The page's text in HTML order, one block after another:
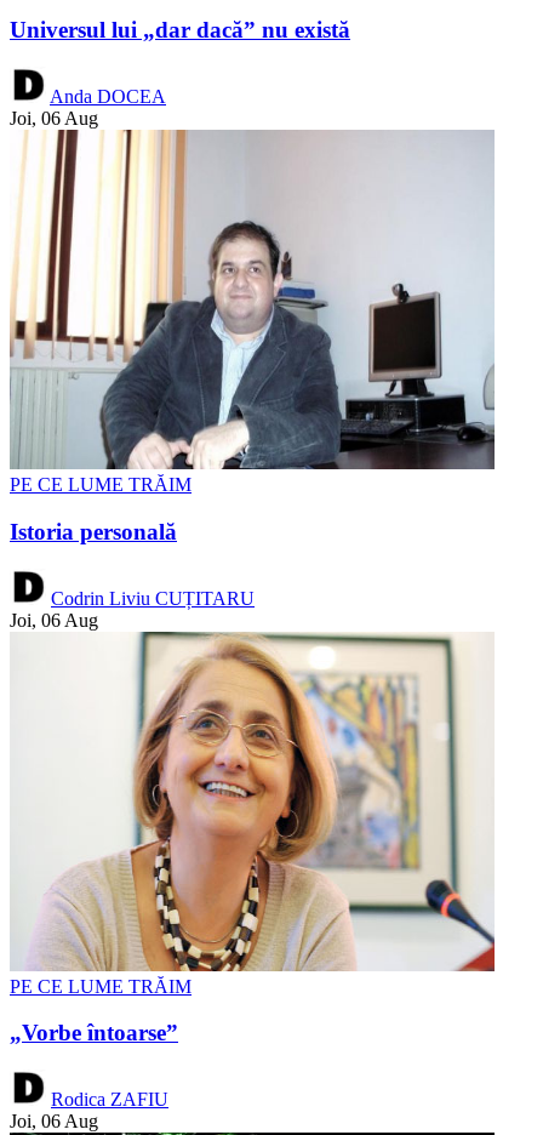
Universul lui „dar dacă” nu există
Anda DOCEA
Joi, 06 Aug
PE CE LUME TRĂIM
Istoria personală
Codrin Liviu CUȚITARU
Joi, 06 Aug
PE CE LUME TRĂIM
„Vorbe întoarse”
Rodica ZAFIU
Joi, 06 Aug